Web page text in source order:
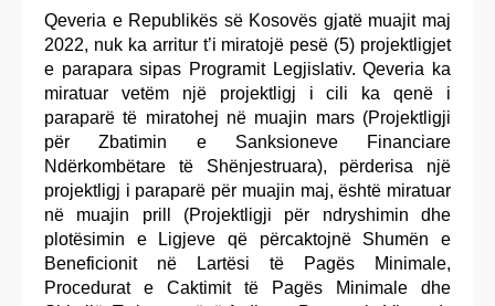
Qeveria e Republikës së Kosovës gjatë muajit maj
2022, nuk ka arritur t’i miratojë pesë (5) projektligjet
e parapara sipas Programit Legjislativ. Qeveria ka
miratuar vetëm një projektligj i cili ka qenë i
paraparë të miratohej në muajin mars (Projektligji
për Zbatimin e Sanksioneve Financiare
Ndërkombëtare të Shënjestruara), përderisa një
projektligj i paraparë për muajin maj, është miratuar
në muajin prill (Projektligji për ndryshimin dhe
plotësimin e Ligjeve që përcaktojnë Shumën e
Beneficionit në Lartësi të Pagës Minimale,
Procedurat e Caktimit të Pagës Minimale dhe